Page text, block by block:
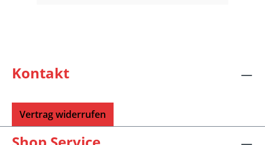
Kontakt
Vertrag widerrufen